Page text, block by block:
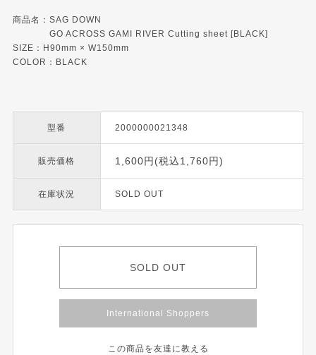
商品名：SAG DOWN
GO ACROSS GAMI RIVER Cutting sheet [BLACK]
SIZE：H90mm × W150mm
COLOR：BLACK
型番 2000000021348
販売価格 1,600円(税込1,760円)
在庫状況 SOLD OUT
SOLD OUT
International Shoppers
この商品を友達に教える